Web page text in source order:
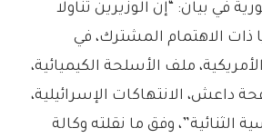
في بيان: “إن الوزيرين تناولا
الاهتمام المشترك، في
ملف الأسلحة الكيميائية،
داعش، الانتهاكات الإسرائيلية،
الثنائية”، وفق ما نقلته وكالة